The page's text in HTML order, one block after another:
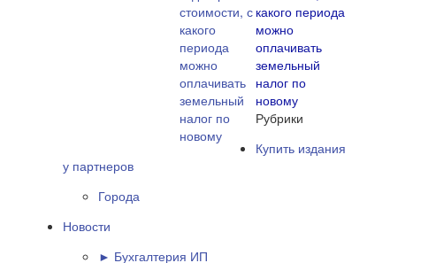
какого периода
можно
оплачивать
земельный
налог по
новому
Рубрики
Купить издания
у партнеров
Города
Новости
► Бухгалтерия ИП